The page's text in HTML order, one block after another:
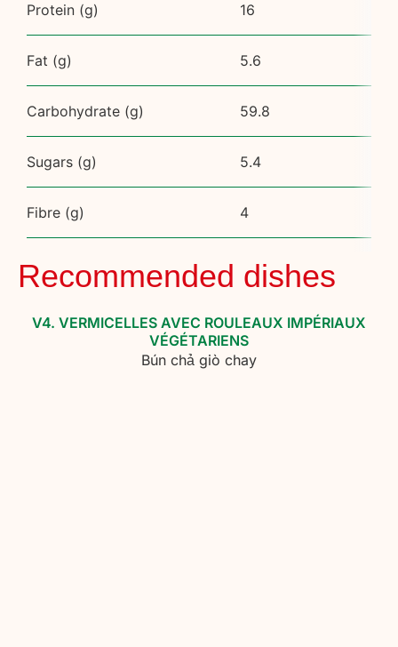
Protein (g) 16
Fat (g) 5.6
Carbohydrate (g) 59.8
Sugars (g) 5.4
Fibre (g) 4
Recommended dishes
V4. VERMICELLES AVEC ROULEAUX IMPÉRIAUX
VÉGÉTARIENS
Bún chả giò chay